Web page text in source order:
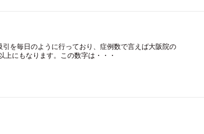
引を毎日のように行っており、症例数で言えば大阪院の
上にもなります。この数字は・・・